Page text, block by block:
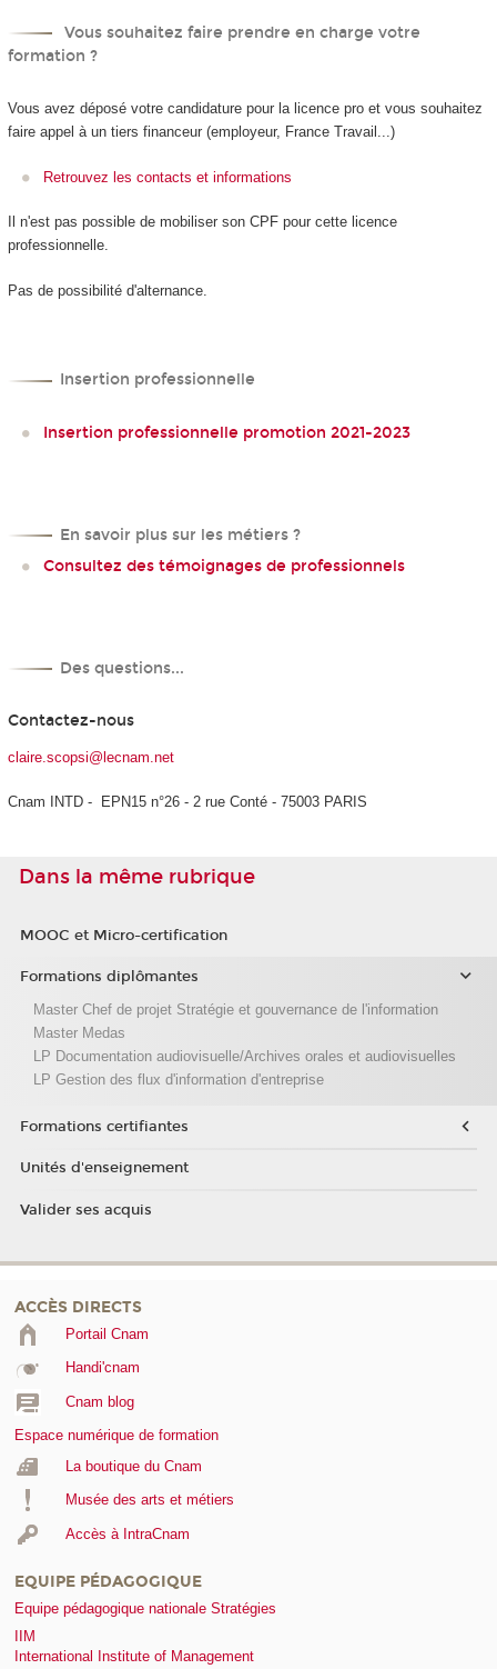
Vous souhaitez faire prendre en charge votre
formation ?
Vous avez déposé votre candidature pour la licence pro et vous souhaitez
faire appel à un tiers financeur (employeur, France Travail...)
Retrouvez les contacts et informations
Il n'est pas possible de mobiliser son CPFpour cette licence
professionnelle.
Pas de possibilité d'alternance.
Insertion professionnelle
Insertion professionnelle promotion 2021-2023
En savoir plus sur les métiers ?
Consultez des témoignages de professionnels
Des questions...
Contactez-nous
claire.scopsi@lecnam.net
Cnam INTD - EPN15 n°26 - 2 rue Conté - 75003 PARIS
Dans la même rubrique
MOOC et Micro-certification
Formations diplômantes
Master Chef de projet Stratégie et gouvernance de l'information
Master Medas
LP Documentation audiovisuelle/Archives orales et audiovisuelles
LP Gestion des flux d'information d'entreprise
Formations certifiantes
Unités d'enseignement
Valider ses acquis
ACCÈS DIRECTS
Portail Cnam
Handi'cnam
Cnam blog
Espace numérique de formation
La boutique du Cnam
Musée des arts et métiers
Accès à IntraCnam
EQUIPE PÉDAGOGIQUE
Equipe pédagogique nationale Stratégies
IIM
International Institute of Management